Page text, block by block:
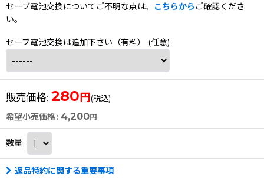
セーブ電池交換についてご不明な点は、 こちらから ご確認くださ
い。
セーブ電池交換は追加下さい（有料） (任意):
販売価格: 280円(税込)
希望小売価格: 4,200円
数量:
返品特約に関する重要事項